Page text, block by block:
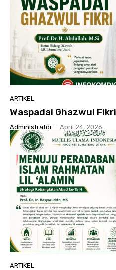
ARTIKEL
Waspadai Ghazwul Fikri
Administrator - April 24, 2026
ARTIKEL